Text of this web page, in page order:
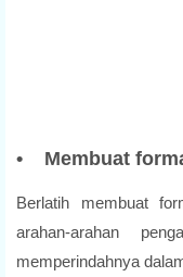
• Membuat
Berlatih membuat
arahan-arahan
memperindahnya